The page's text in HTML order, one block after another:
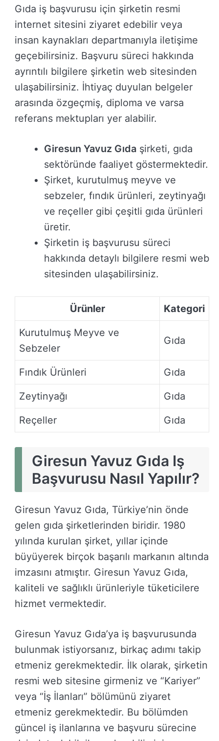
Gıda iş başvurusu için şirketin resmi
internet sitesini ziyaret edebilir veya
insan kaynakları departmanıyla iletişime
geçebilirsiniz. Başvuru süreci hakkında
ayrıntılı bilgilere şirketin web sitesinden
ulaşabilirsiniz. İhtiyaç duyulan belgeler
arasında özgeçmiş, diploma ve varsa
referans mektupları yer alabilir.
Giresun Yavuz Gıda şirketi, gıda
sektöründe faaliyet göstermektedir.
Şirket, kurutulmuş meyve ve
sebzeler, fındık ürünleri, zeytinyağı
ve reçeller gibi çeşitli gıda ürünleri
üretir.
Şirketin iş başvurusu süreci
hakkında detaylı bilgilere resmi web
sitesinden ulaşabilirsiniz.
Ürünler Kategori
Kurutulmuş Meyve ve
Sebzeler
Gıda
Fındık Ürünleri Gıda
Zeytinyağı Gıda
Reçeller Gıda
Giresun Yavuz Gıda Iş
Başvurusu Nasıl Yapılır?
Giresun Yavuz Gıda, Türkiye’nin önde
gelen gıda şirketlerinden biridir. 1980
yılında kurulan şirket, yıllar içinde
büyüyerek birçok başarılı markanın altında
imzasını atmıştır. Giresun Yavuz Gıda,
kaliteli ve sağlıklı ürünleriyle tüketicilere
hizmet vermektedir.
Giresun Yavuz Gıda’ya iş başvurusunda
bulunmak istiyorsanız, birkaç adımı takip
etmeniz gerekmektedir. İlk olarak, şirketin
resmi web sitesine girmeniz ve “Kariyer”
veya “İş İlanları” bölümünü ziyaret
etmeniz gerekmektedir. Bu bölümden
güncel iş ilanlarına ve başvuru sürecine